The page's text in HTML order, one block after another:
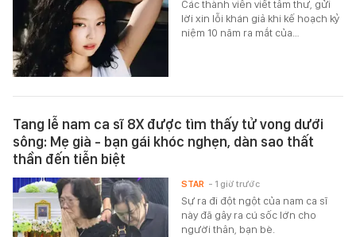
Các thành viên viết tâm thư, gửi
lời xin lỗi khán giả khi kế hoạch kỷ
niệm 10 năm ra mắt của…
Tang lễ nam ca sĩ 8X được tìm thấy tử vong dưới
sông: Mẹ già - bạn gái khóc nghẹn, dàn sao thất
thần đến tiễn biệt
Sự ra đi đột ngột của nam ca sĩ
này đã gây ra cú sốc lớn cho
người thân, bạn bè.
STAR - 1 giờ trước